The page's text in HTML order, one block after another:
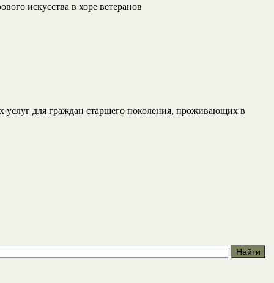
искусства в хоре ветеранов
для граждан старшего поколения, проживающих в